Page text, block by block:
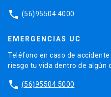
phone (56)95504 4000
EMERGENCIAS UC
Teléfono en caso de
riesgo tu vida dentro de algún
phone (56)95504 5000